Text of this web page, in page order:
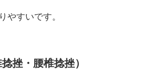
やすいです。
挫・腰椎捻挫）